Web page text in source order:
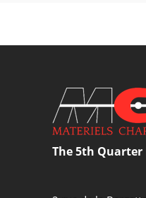
The 5th Quarter